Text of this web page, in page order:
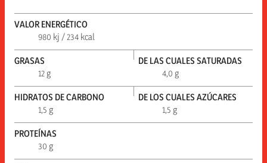
VALOR ENERGÉTICO
980 kj / 234 kcal
GRASAS
12 g
DE LAS CUALES SATURADAS
4,0 g
HIDRATOS DE CARBONO
1,5 g
DE LOS CUALES AZÚCARES
1,5 g
PROTEÍNAS
30 g